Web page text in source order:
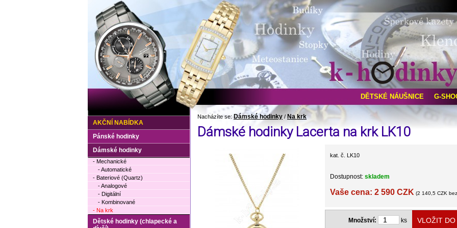
Nacházíte se: Dámské hodinky / Na krk
Dámské hodinky Lacerta na krk LK10
kat. č. LK10
Dostupnost: skladem
Vaše cena: 2 590 CZK (2 140,5 CZK
Množství: ks
AKČNÍ NABÍDKA
Pánské hodinky
Dámské hodinky
- Mechanické
- Automatické
- Bateriové (Quartz)
- Analogové
- Digitální
- Kombinované
- Na krk
Dětské hodinky (chlapecké a
DĚTSKÉ NÁUŠNICE G-